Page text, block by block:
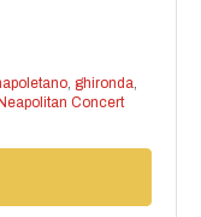
, ghironda,
Concert